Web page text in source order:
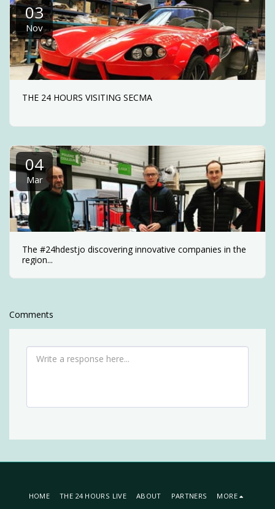
03
Nov
THE 24 HOURS VISITING SECMA
04
Mar
The #24hdestjo discovering innovative companies in the
region...
Comments
HOME THE 24 HOURS LIVE ABOUT PARTNERS MORE